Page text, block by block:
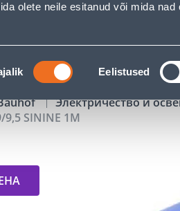
olete neile esitanud või mida
Eelistused
АКЦИИ КАТАЛОГИ
Электричество и
9,5 SININE 1M